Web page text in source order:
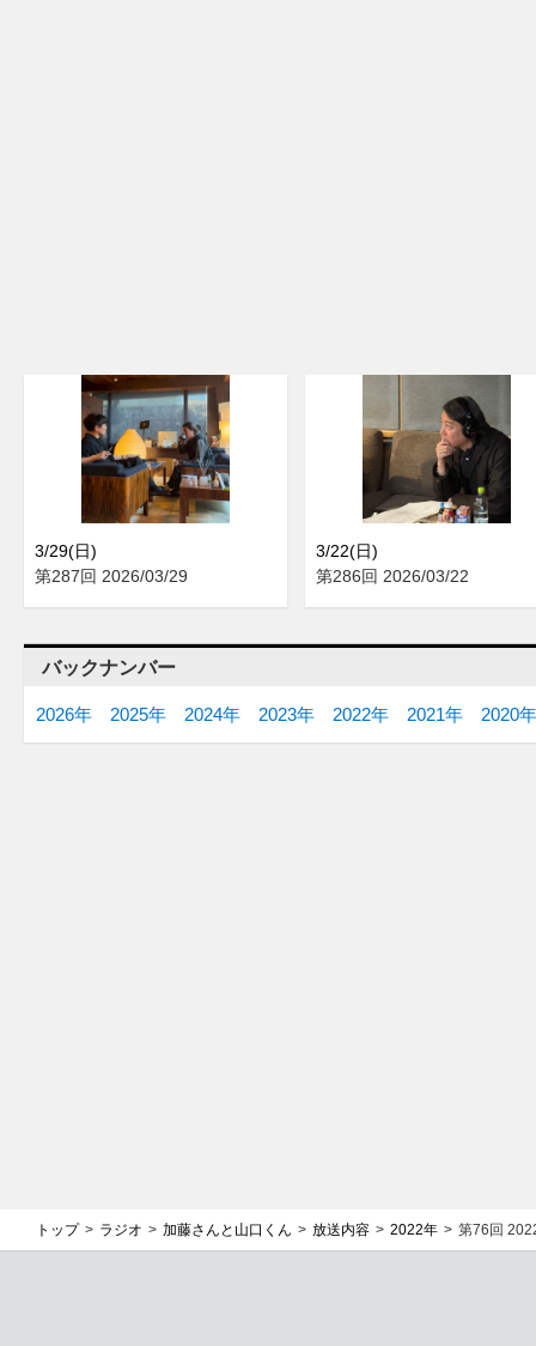
3/29(日)
第287回 2026/03/29
3/22(日)
第286回 2026/03/22
バックナンバー
2026年 2025年 2024年 2023年 2022年 2021年 2020年
トップ ラジオ 加藤さんと山口くん 放送内容 2022年 第76回